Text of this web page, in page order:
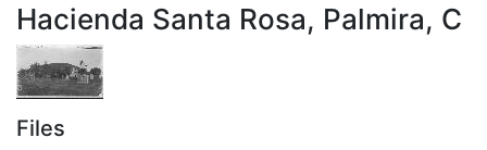
Hacienda Santa Rosa, Palmira, C
Files